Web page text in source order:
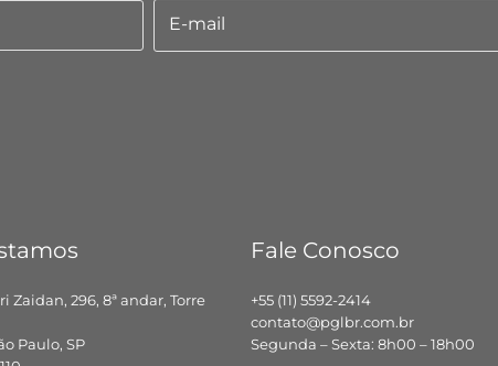
mail
E-mail
Zaidan, 296, 8ª andar, Torre
Paulo, SP
Fale Conosco
+55 (11) 5592-2414
contato@pglbr.com.br
Segunda – Sexta: 8h00 – 18h00